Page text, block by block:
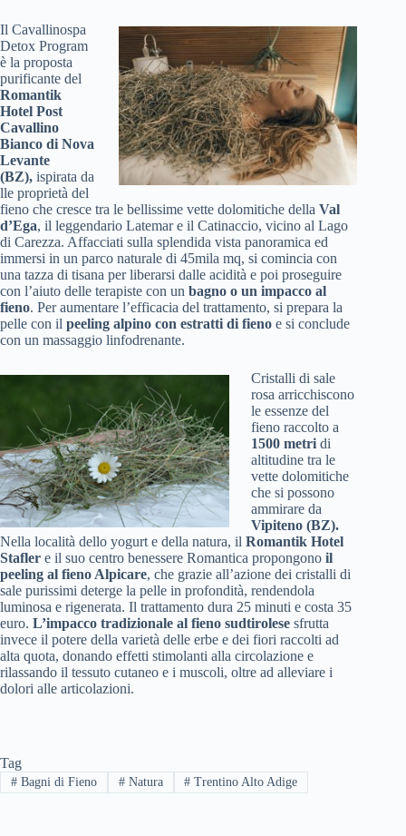
Il Cavallinospa
Detox Program
è la proposta
purificante del
Romantik
Hotel Post
Cavallino
Bianco di Nova
Levante
(BZ), ispirata da
lle proprietà del
fieno che cresce tra le bellissime vette dolomitiche della Val
d’Ega, il leggendario Latemar e il Catinaccio, vicino al Lago
di Carezza. Affacciati sulla splendida vista panoramica ed
immersi in un parco naturale di 45mila mq, si comincia con
una tazza di tisana per liberarsi dalle acidità e poi proseguire
con l’aiuto delle terapiste con un bagno o un impacco al
fieno. Per aumentare l’efficacia del trattamento, si prepara la
pelle con il peeling alpino con estratti di fieno e si conclude
con un massaggio linfodrenante.
Cristalli di sale
rosa arricchiscono
le essenze del
fieno raccolto a
1500 metri di
altitudine tra le
vette dolomitiche
che si possono
ammirare da
Vipiteno (BZ).
Nella località dello yogurt e della natura, il Romantik Hotel
Stafler e il suo centro benessere Romantica propongono il
peeling al fieno Alpicare, che grazie all’azione dei cristalli di
sale purissimi deterge la pelle in profondità, rendendola
luminosa e rigenerata. Il trattamento dura 25 minuti e costa 35
euro. L’impacco tradizionale al fieno sudtirolese sfrutta
invece il potere della varietà delle erbe e dei fiori raccolti ad
alta quota, donando effetti stimolanti alla circolazione e
rilassando il tessuto cutaneo e i muscoli, oltre ad alleviare i
dolori alle articolazioni.
Tag
#Bagni di Fieno #Natura # Trentino Alto Adige